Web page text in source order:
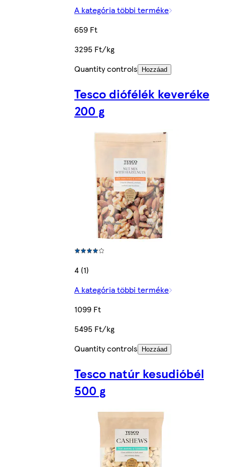
A kategória többi terméke
659 Ft
3295 Ft/kg
Quantity controls
Hozzáad
Tesco diófélék keveréke
200 g
4 (1)
A kategória többi terméke
1099 Ft
5495 Ft/kg
Quantity controls
Hozzáad
Tesco natúr kesudióbél
500 g